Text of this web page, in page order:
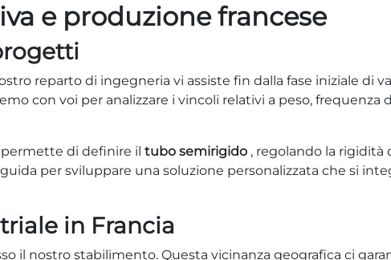
e produzione francese
reparto di ingegneria vi assiste fin dalla fase iniziale di
con voi per analizzare i vincoli relativi a peso, frequenza
di definire il tubo semirigido , regolando la rigidità
per sviluppare una soluzione personalizzata che si
in Francia
il nostro stabilimento. Questa vicinanza geografica ci